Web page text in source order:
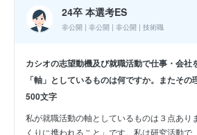
以上の教育現場に関数電卓を提供したり、オ
発して子ども達や教師の教育支援を進め、
力しています。このことから、貴社は、「
おり、私が仕事・会社を選ぶ際の軸に合って
した。
24卒 本選考ES
非公開 | 非公開 | 非公開 | 技術職
カシオの志望動機及び就職活動で仕事・会社
「軸」としているものは何ですか。またその
500文字
私が就職活動の軸としているものは３点あり
くりに携われること」です。私は研究活動で